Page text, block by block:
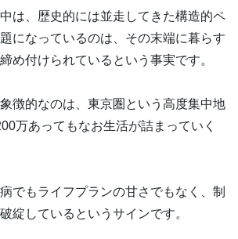
は、歴史的には並走してきた構造的ペ
になっているのは、その末端に暮らす
め付けられているという事実です。
徴的なのは、東京圏という高度集中地
万あってもなお生活が詰まっていく
でもライフプランの甘さでもなく、制
綻しているというサインです。